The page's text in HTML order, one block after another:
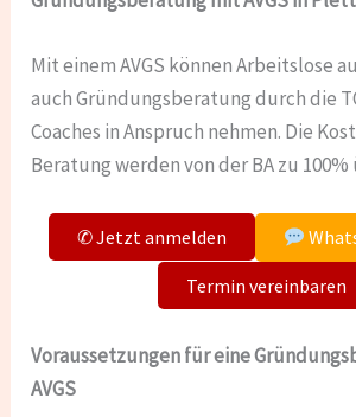
Mit einem AVGS können Arbeitslose
auch Gründungsberatung durch die
Coaches in Anspruch nehmen. Die
Beratung werden von der BA zu
✆ Jetzt anmelden
Termin vereinbaren
Voraussetzungen für eine
AVGS